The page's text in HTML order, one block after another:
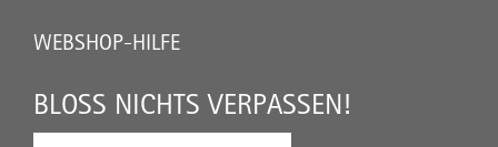
WEBSHOP-HILFE
BLOSS NICHTS VERPASSEN!